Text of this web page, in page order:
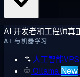
AI 开发者和工程师真
AI 与机器学习
人工智能VPS
Ollama New